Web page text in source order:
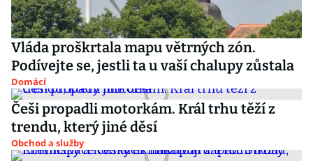
Vláda proškrtala mapu větrných zón.
Podívejte se, jestli ta u vaší chalupy zůstala
Domácí
Češi propadli motorkám. Král trhu těží z
trendu, který jiné děsí
Obchod a služby